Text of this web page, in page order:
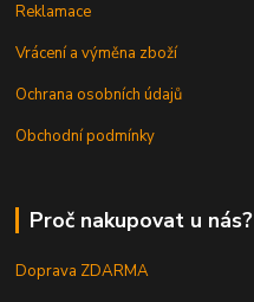
Reklamace
Vrácení a výměna zboží
Ochrana osobních údajů
Obchodní podmínky
Proč nakupovat u nás?
Doprava ZDARMA